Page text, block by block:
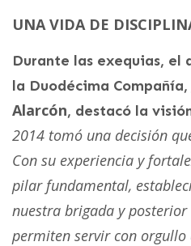
UNA VIDA DE
Durante las exequias, el
la Duodécima Compañía,
Alarcón, destacó la
2014 tomó una decisión
Con su experiencia y
pilar fundamental,
nuestra brigada y
permiten servir con orgullo